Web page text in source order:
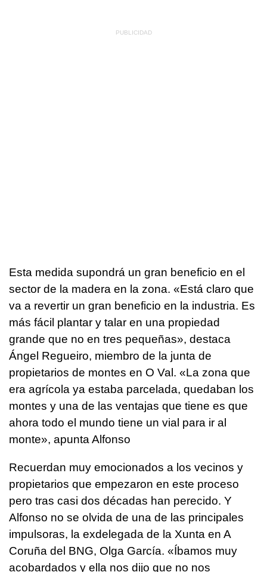
Esta medida supondrá un gran beneficio en el
sector de la madera en la zona. «Está claro que
va a revertir un gran beneficio en la industria. Es
más fácil plantar y talar en una propiedad
grande que no en tres pequeñas», destaca
Ángel Regueiro, miembro de la junta de
propietarios de montes en O Val. «La zona que
era agrícola ya estaba parcelada, quedaban los
montes y una de las ventajas que tiene es que
ahora todo el mundo tiene un vial para ir al
monte», apunta Alfonso
Recuerdan muy emocionados a los vecinos y
propietarios que empezaron en este proceso
pero tras casi dos décadas han perecido. Y
Alfonso no se olvida de una de las principales
impulsoras, la exdelegada de la Xunta en A
Coruña del BNG, Olga García. «Íbamos muy
acobardados y ella nos dijo que no nos